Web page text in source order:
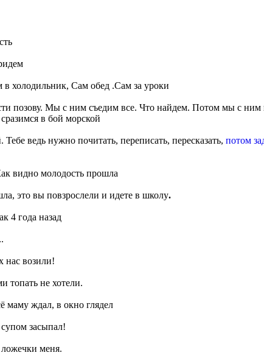
холодильник, Сам обед .Сам за уроки
позову. Мы с ним съедим все. Что найдем. Потом мы с
в бой морской
ведь нужно почитать, переписать, пересказать, потом
видно молодость прошла
это вы повзрослели и идете в школу.
4 года назад
нас возили!
топать не хотели.
маму ждал, в окно глядел
засыпал!
меня.